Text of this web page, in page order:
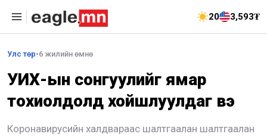
20 3,593₮
Улс төр•6 жилийн өмнө
УИХ-ын сонгуулийг ямар
тохиолдолд хойшлуулдаг вэ
Коронавирусийн халдвараас шалтгаалан шалтгаалан